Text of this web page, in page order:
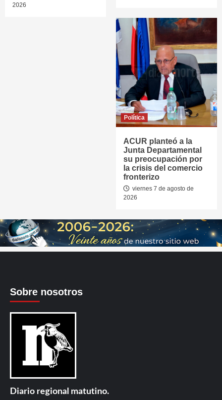
2026
Política
ACUR planteó a la
Junta Departamental
su preocupación por
la crisis del comercio
fronterizo
viernes 7 de agosto de
2026
Sobre nosotros
Diario regional matutino.